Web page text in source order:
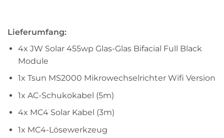
Lieferumfang:
4x JW Solar 455wp Glas-Glas Bifacial Full Black
Module
1x Tsun MS2000 Mikrowechselrichter Wifi Version
1x AC-Schukokabel (5m)
4x MC4 Solar Kabel (3m)
1x MC4-Lösewerkzeug